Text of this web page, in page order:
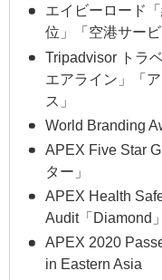
エイビーロード
位」「空港サー
Tripadvisor トラ
エアライン」「
ス」
World Branding
APEX Five Star
ター」
APEX Health
Audit「Diamond」
APEX 2020
in Eastern Asia